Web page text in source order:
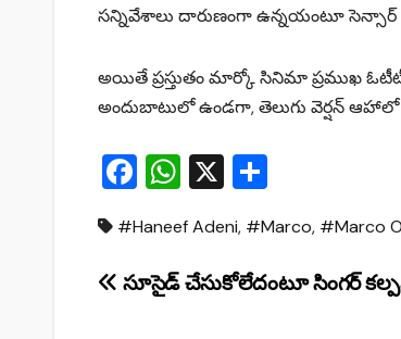
స‌న్నివేశాలు దారుణంగా ఉన్న‌యంటూ సెన్సార్
అయితే ప్రస్తుతం మార్కో సినిమా ప్రముఖ
అందుబాటులో ఉండగా, తెలుగు వెర్షన్ ఆహాలో
F
c
e
b
W
at
s
X
ar
e
#Haneef Adeni, #Marco, #Marco
Post
సూసైడ్ చేసుకోలేదంటూ సింగ‌ర్